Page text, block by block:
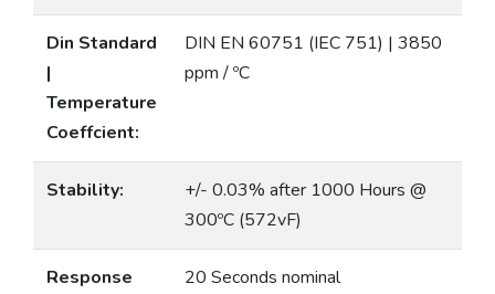
Din Standard
|
Temperature
Coeffcient:
DIN EN 60751 (IEC 751) | 3850
ppm / ºC
Stability:
+/- 0.03% after 1000 Hours @
300ºC (572vF)
Response
20 Seconds nominal